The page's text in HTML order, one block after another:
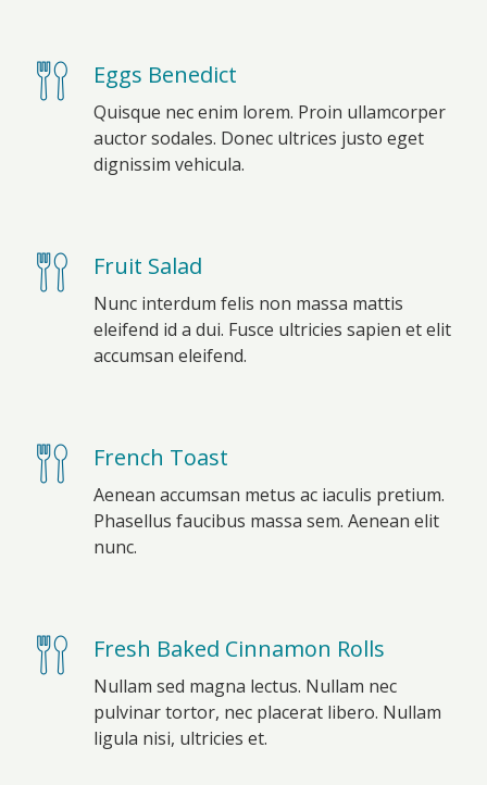
Eggs Benedict
Quisque nec enim lorem. Proin ullamcorper
auctor sodales. Donec ultrices justo eget
dignissim vehicula.
Fruit Salad
Nunc interdum felis non massa mattis
eleifend id a dui. Fusce ultricies sapien et elit
accumsan eleifend.
French Toast
Aenean accumsan metus ac iaculis pretium.
Phasellus faucibus massa sem. Aenean elit
nunc.
Fresh Baked Cinnamon Rolls
Nullam sed magna lectus. Nullam nec
pulvinar tortor, nec placerat libero. Nullam
ligula nisi, ultricies et.